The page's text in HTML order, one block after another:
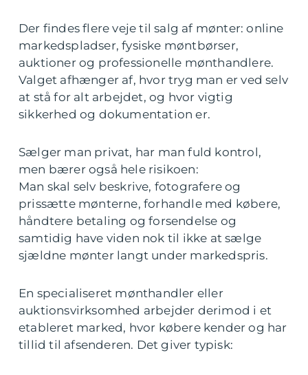
Der findes flere veje til salg af mønter: online
markedspladser, fysiske møntbørser,
auktioner og professionelle mønthandlere.
Valget afhænger af, hvor tryg man er ved selv
at stå for alt arbejdet, og hvor vigtig
sikkerhed og dokumentation er.
Sælger man privat, har man fuld kontrol,
men bærer også hele risikoen:
Man skal selv beskrive, fotografere og
prissætte mønterne, forhandle med købere,
håndtere betaling og forsendelse og
samtidig have viden nok til ikke at sælge
sjældne mønter langt under markedspris.
En specialiseret mønthandler eller
auktionsvirksomhed arbejder derimod i et
etableret marked, hvor købere kender og har
tillid til afsenderen. Det giver typisk: